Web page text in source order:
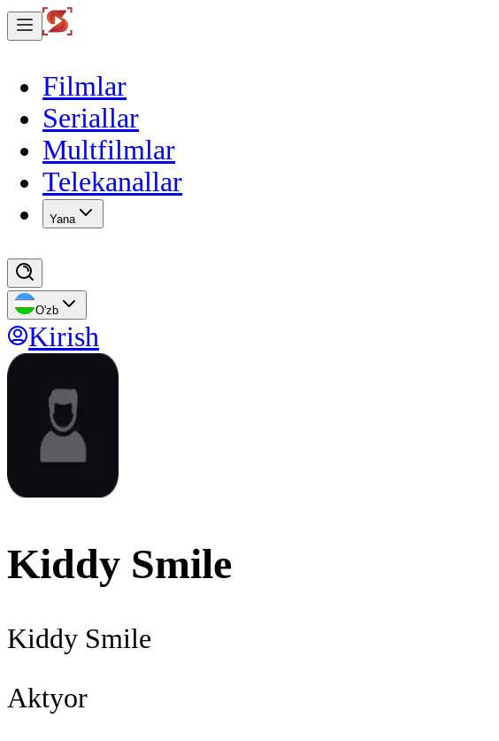
Filmlar
Seriallar
Multfilmlar
Telekanallar
Yana
O'zb
Kirish
Kiddy Smile
Kiddy Smile
Aktyor